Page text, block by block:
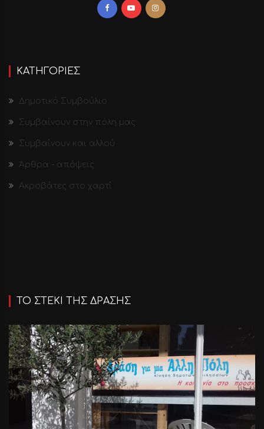
ΚΑΤΗΓΟΡΙΕΣ
Δημοτικό Συμβούλιο
Συμβαίνουν στην πόλη μας
Συμβαίνουν και αλλού
Άρθρα - απόψεις
Ακροβάτες στο χαρτί
ΤΟ ΣΤΕΚΙ ΤΗΣ ΔΡΑΣΗΣ